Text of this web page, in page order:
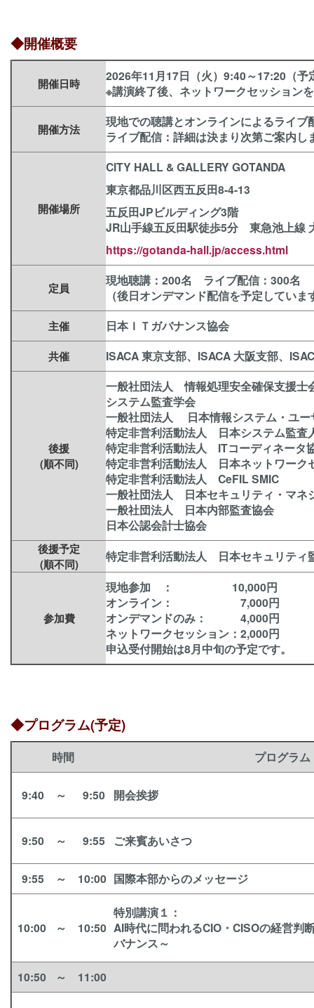
◆開催概要
開催日時 2026年11月17日（火）9:40～17:20 （
※講演終了後、ネットワークセッション
開催方法
現地での聴講とオンラインによるライブ
ライブ配信：詳細は決まり次第ご案内し
開催場所
CITY HALL & GALLERY GOTANDA
東京都品川区西五反田8-4-13
五反田JPビルディング3階
JR山手線五反田駅徒歩5分 東急池上線
https://gotanda-hall.jp/access.html
定員
現地聴講：200名 ライブ配信：300名
（後日オンデマンド配信を予定していま
主催 日本ＩＴガバナンス協会
共催 ISACA 東京支部、ISACA 大阪支部、
後援
(順不同)
一般社団法人 情報処理安全確保支援士
システム監査学会
一般社団法人 日本情報システム・ユー
特定非営利活動法人 日本システム監査
特定非営利活動法人 ITコーディネータ
特定非営利活動法人 日本ネットワーク
特定非営利活動法人 CeFIL SMIC
一般社団法人 日本セキュリティ・マネ
一般社団法人 日本内部監査協会
日本公認会計士協会
後援予定
(順不同)
特定非営利活動法人 日本セキュリティ
参加費
現地参加 ： 10,000円
オンライン： 7,000円
オンデマンドのみ： 4,000円
ネットワークセッション：2,000円
申込受付開始は8月中旬の予定です。
◆プログラム(予定)
時間 プログラム
9:40 ～ 9:50 開会挨拶
9:50 ～ 9:55 ご来賓あいさつ
9:55 ～ 10:00 国際本部からのメッセージ
10:00 ～ 10:50
特別講演１ ：
AI時代に問われるCIO・CISOの経営判
バナンス～
10:50 ～ 11:00